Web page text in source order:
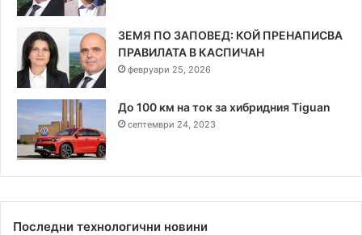
ЗЕМЯ ПО ЗАПОВЕД: КОЙ ПРЕНАПИСВА
ПРАВИЛАТА В КАСПИЧАН
февруари 25, 2026
До 100 км на ток за хибридния Tiguan
септември 24, 2023
Последни технологични новини